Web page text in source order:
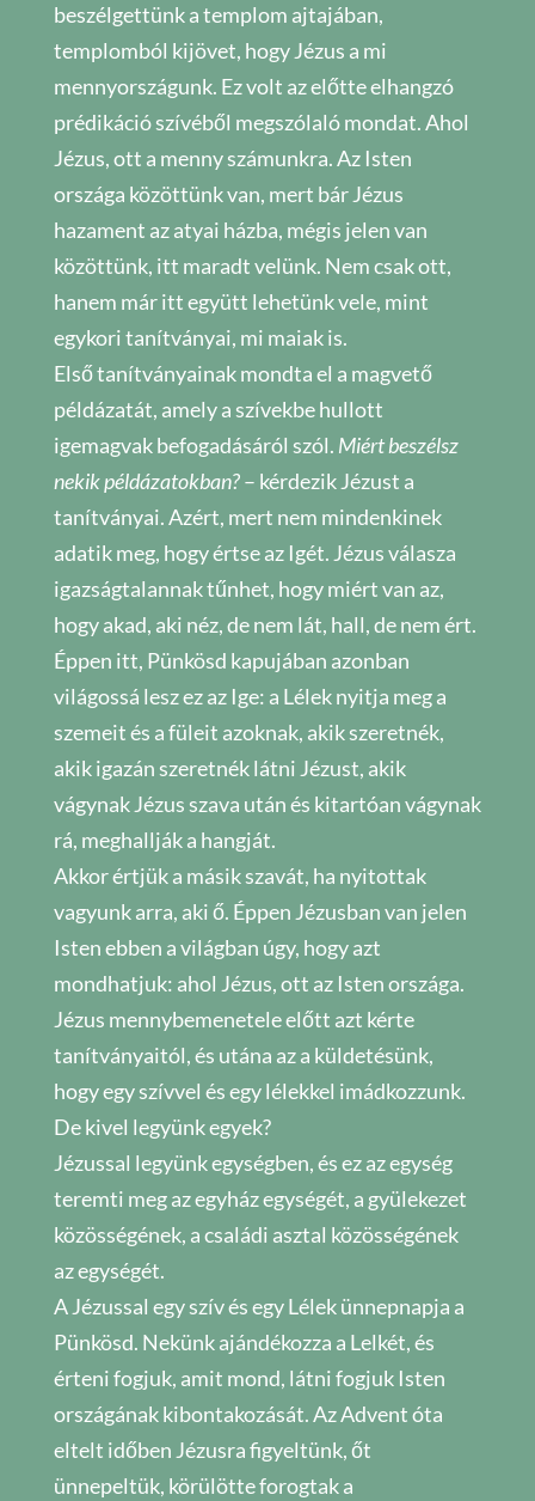
beszélgettünk a templom ajtajában,
templomból kijövet, hogy Jézus a mi
mennyországunk. Ez volt az előtte elhangzó
prédikáció szívéből megszólaló mondat. Ahol
Jézus, ott a menny számunkra. Az Isten
országa közöttünk van, mert bár Jézus
hazament az atyai házba, mégis jelen van
közöttünk, itt maradt velünk. Nem csak ott,
hanem már itt együtt lehetünk vele, mint
egykori tanítványai, mi maiak is.
Első tanítványainak mondta el a magvető
példázatát, amely a szívekbe hullott
igemagvak befogadásáról szól. Miért beszélsz
nekik példázatokban?– kérdezik Jézust a
tanítványai. Azért, mert nem mindenkinek
adatik meg, hogy értse az Igét. Jézus válasza
igazságtalannak tűnhet, hogy miért van az,
hogy akad, aki néz, de nem lát, hall, de nem ért.
Éppen itt, Pünkösd kapujában azonban
világossá lesz ez az Ige: a Lélek nyitja meg a
szemeit és a füleit azoknak, akik szeretnék,
akik igazán szeretnék látni Jézust, akik
vágynak Jézus szava után és kitartóan vágynak
rá, meghallják a hangját.
Akkor értjük a másik szavát, ha nyitottak
vagyunk arra, aki ő. Éppen Jézusban van jelen
Isten ebben a világban úgy, hogy azt
mondhatjuk: ahol Jézus, ott az Isten országa.
Jézus mennybemenetele előtt azt kérte
tanítványaitól, és utána az a küldetésünk,
hogy egy szívvel és egy lélekkel imádkozzunk.
De kivel legyünk egyek?
Jézussal legyünk egységben, és ez az egység
teremti meg az egyház egységét, a gyülekezet
közösségének, a családi asztal közösségének
az egységét.
A Jézussal egy szív és egy Lélek ünnepnapja a
Pünkösd. Nekünk ajándékozza a Lelkét, és
érteni fogjuk, amit mond, látni fogjuk Isten
országának kibontakozását. Az Advent óta
eltelt időben Jézusra figyeltünk, őt
ünnepeltük, körülötte forogtak a